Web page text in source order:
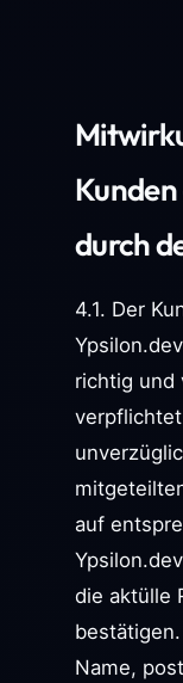
durch
4.1. Der
richtig und
auf
die aktülle
Name,